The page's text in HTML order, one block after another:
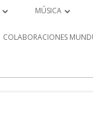
MÚSICA
NOTICIAS
COLABORACIONES